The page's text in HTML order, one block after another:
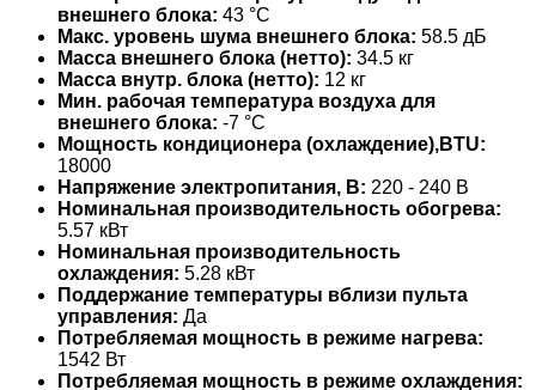
внешнего блока: 43 °С
Макс. уровень шума внешнего блока: 58.5 дБ
Масса внешнего блока (нетто): 34.5 кг
Масса внутр. блока (нетто): 12 кг
Мин. рабочая температура воздуха для
внешнего блока: -7 °С
Мощность кондиционера (охлаждение),BTU:
18000
Напряжение электропитания, В: 220 - 240 В
Номинальная производительность обогрева:
5.57 кВт
Номинальная производительность
охлаждения: 5.28 кВт
Поддержание температуры вблизи пульта
управления: Да
Потребляемая мощность в режиме нагрева:
1542 Вт
Потребляемая мощность в режиме охлаждения: